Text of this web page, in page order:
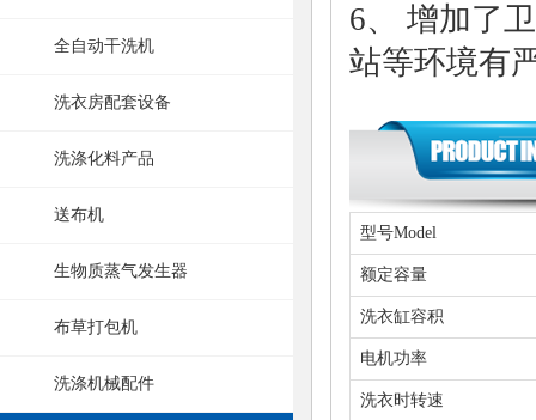
全自动干洗机
洗衣房配套设备
洗涤化料产品
送布机
生物质蒸气发生器
布草打包机
洗涤机械配件
6、
增加了
站等环境有
型号Model
额定容量
洗衣缸容积
电机功率
洗衣时转速